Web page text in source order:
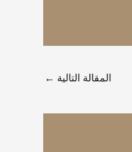
المقالة التالية ←